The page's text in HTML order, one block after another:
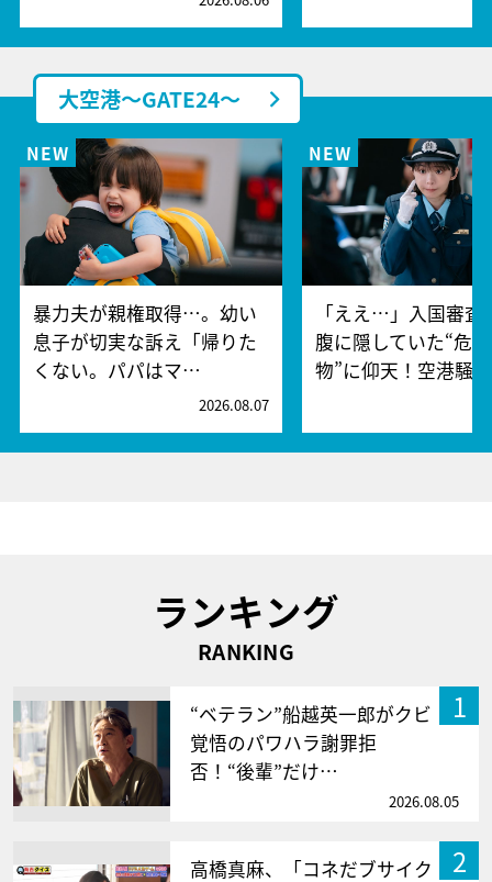
大空港～GATE24～
暴力夫が親権取得…。幼い
息子が切実な訴え「帰りた
くない。パパはマ…
2026.08.07
「ええ…」入国審査
腹に隠していた“危
物”に仰天！空港騒
ランキング
RANKING
1
“ベテラン”船越英一郎がクビ
覚悟のパワハラ謝罪拒
否！“後輩”だけ…
2026.08.05
2
高橋真麻、「コネだブサイク